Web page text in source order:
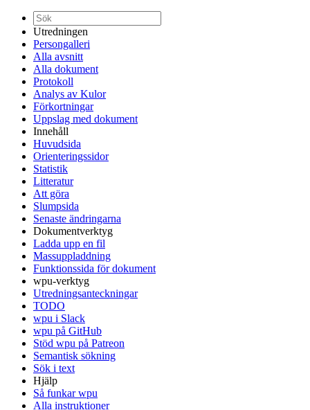
Utredningen
Persongalleri
Alla avsnitt
Alla dokument
Protokoll
Analys av Kulor
Förkortningar
Uppslag med dokument
Innehåll
Huvudsida
Orienteringssidor
Statistik
Litteratur
Att göra
Slumpsida
Senaste ändringarna
Dokumentverktyg
Ladda upp en fil
Massuppladdning
Funktionssida för dokument
wpu-verktyg
Utredningsanteckningar
TODO
wpu i Slack
wpu på GitHub
Stöd wpu på Patreon
Semantisk sökning
Sök i text
Hjälp
Så funkar wpu
Alla instruktioner